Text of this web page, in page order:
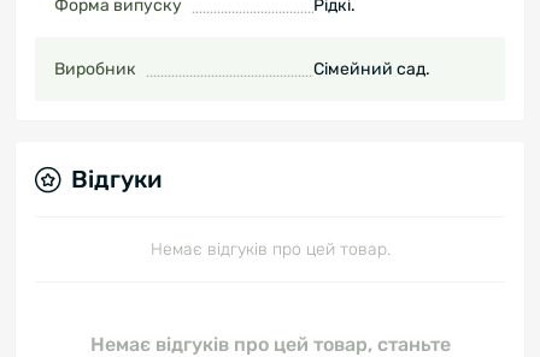
Форма випуску Рідкі.
Виробник Сімейний сад.
Відгуки
Немає відгуків про цей товар.
Немає відгуків про цей товар, станьте